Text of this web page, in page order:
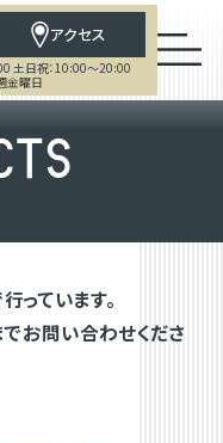
アクセス
土日祝：10:00～20:00
金曜日
TS
っています。
お問い合わせくださ